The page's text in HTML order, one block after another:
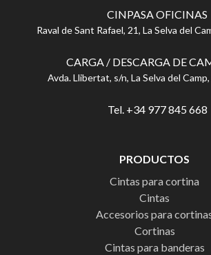
CINPASA OFICINAS
Raval de Sant Rafael, 21, La Selva del
CARGA / DESCARGA DE
Avda. Llibertat, s/n, La Selva del
Tel. +34 977 845 668
PRODUCTOS
Cintas para cortina
Cintas
Accesorios para
Cortinas
Cintas para banderas